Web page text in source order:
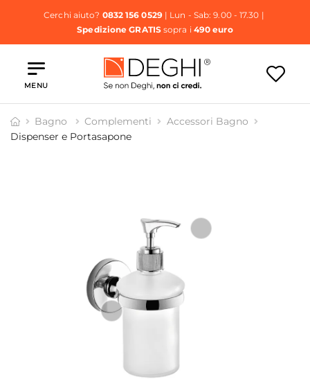
Cerchi aiuto? 0832 156 0529| Lun - Sab: 9.00 - 17.30 |
Spedizione GRATISsopra i 490 euro
MENU
Bagno Complementi
Accessori Bagno
Dispenser e Portasapone